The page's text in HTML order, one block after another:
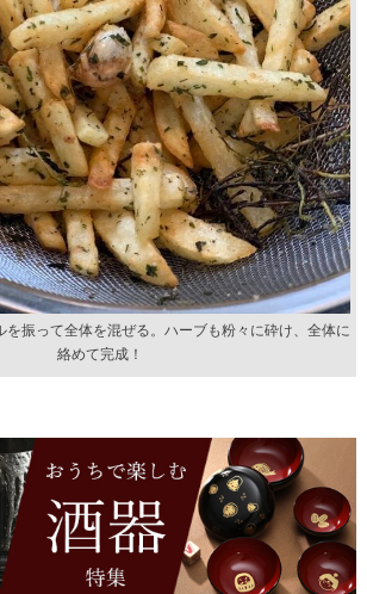
を振って全体を混ぜる。ハーブも粉々に砕け、全体に
絡めて完成！